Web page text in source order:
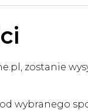
zostanie
od